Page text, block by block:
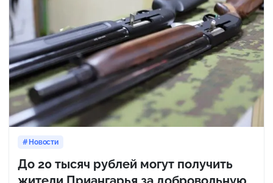
Новости
До 20 тысяч рублей могут получить